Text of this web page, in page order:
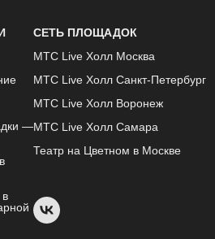
—
в
СЕТЬ ПЛОЩАДОК
МТС Live Холл Москва
МТС Live Холл Санкт-Петербург
МТС Live Холл Воронеж
МТС Live Холл Самара
Театр на Цветном в Москве